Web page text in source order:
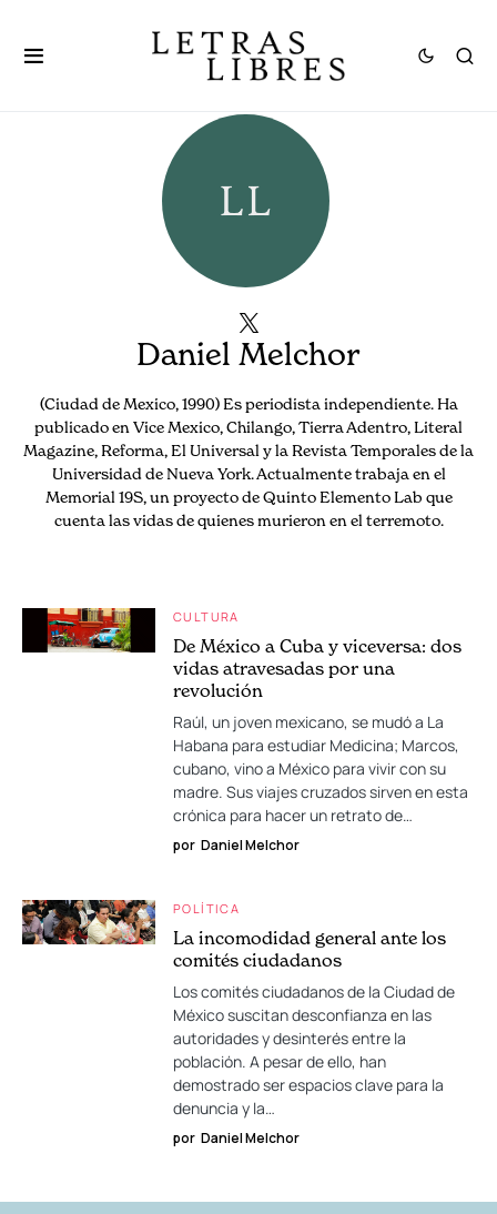
Daniel Melchor
(Ciudad de Mexico, 1990) Es periodista independiente. Ha
publicado en Vice Mexico, Chilango, Tierra Adentro, Literal
Magazine, Reforma, El Universal y la Revista Temporales de la
Universidad de Nueva York. Actualmente trabaja en el
Memorial 19S, un proyecto de Quinto Elemento Lab que
cuenta las vidas de quienes murieron en el terremoto.
CULTURA
De México a Cuba y viceversa: dos
vidas atravesadas por una
revolución
Raúl, un joven mexicano, se mudó a La
Habana para estudiar Medicina; Marcos,
cubano, vino a México para vivir con su
madre. Sus viajes cruzados sirven en esta
crónica para hacer un retrato de…
por Daniel Melchor
POLÍTICA
La incomodidad general ante los
comités ciudadanos
Los comités ciudadanos de la Ciudad de
México suscitan desconfianza en las
autoridades y desinterés entre la
población. A pesar de ello, han
demostrado ser espacios clave para la
denuncia y la…
por Daniel Melchor